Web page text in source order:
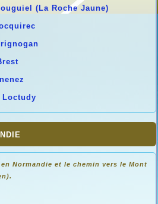
(La Roche Jaune)
Loctudy
Normandie et le chemin vers le Mont